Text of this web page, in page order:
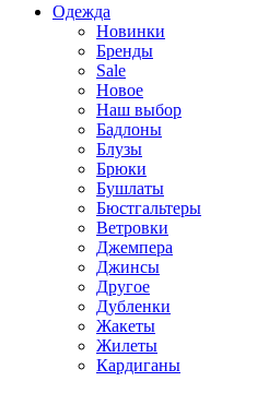
Одежда
Новинки
Бренды
Sale
Новое
Наш выбор
Бадлоны
Блузы
Брюки
Бушлаты
Бюстгальтеры
Ветровки
Джемпера
Джинсы
Другое
Дубленки
Жакеты
Жилеты
Кардиганы